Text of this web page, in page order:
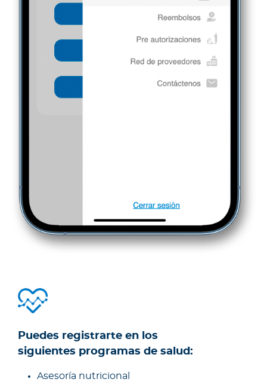
Puedes registrarte en los
siguientes programas de salud:
Asesoría nutricional